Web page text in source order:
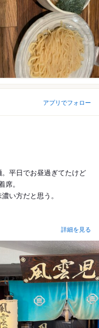
アプリでフォロー
平日でお昼過ぎてたけど
席。
い方だと思う。
詳細を見る